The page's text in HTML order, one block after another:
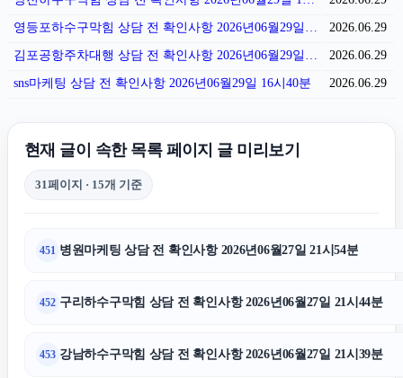
영등포하수구막힘 상담 전 확인사항 2026년06월29일 16시54분 2026.06.29
김포공항주차대행 상담 전 확인사항 2026년06월29일 16시48분 2026.06.29
sns마케팅 상담 전 확인사항 2026년06월29일 16시40분 2026.06.29
현재 글이 속한 목록 페이지 글 미리보기
31페이지 · 15개 기준
451 병원마케팅 상담 전 확인사항 2026년06월27일 21시54분
452 구리하수구막힘 상담 전 확인사항 2026년06월27일 21시44분
453 강남하수구막힘 상담 전 확인사항 2026년06월27일 21시39분